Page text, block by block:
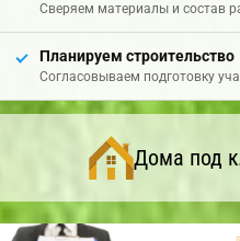
Сверяем материалы и состав
Планируем строительство
Согласовываем подготовку
Дома под